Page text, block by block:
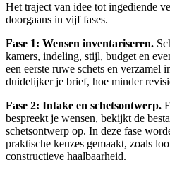
Het traject van idee tot ingediende
doorgaans in vijf fases.
Fase 1: Wensen inventariseren.
kamers, indeling, stijl, budget en
een eerste ruwe schets en verzamel
duidelijker je brief, hoe minder
Fase 2: Intake en schetsontwerp.
bespreekt je wensen, bekijkt de
schetsontwerp op. In deze fase
praktische keuzes gemaakt, zoals
constructieve haalbaarheid.